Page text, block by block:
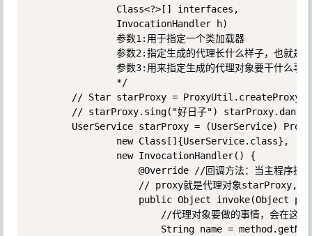
                Class<?>[] interfaces,
                InvocationHandler h)
                参数1:用于指定一个类加载器
参数2:指定生成的代理长什么样子，也就是
                参数3:用来指定生成的代理对象要干什么事情
                */
// Star starProxy =
// starProxy.sing("好日子")
UserService starProxy = (UserService)
                new Class[]{UserService.class},
                new InvocationHandler() {
@Override //回调方法：当主程序执
// proxy就是代理对象
public Object invoke(Object
//代理对象要做的事情，会在这里
String name =